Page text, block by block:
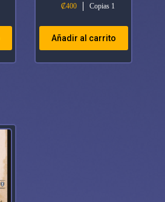
₡400 Copias 1
Añadir al carrito